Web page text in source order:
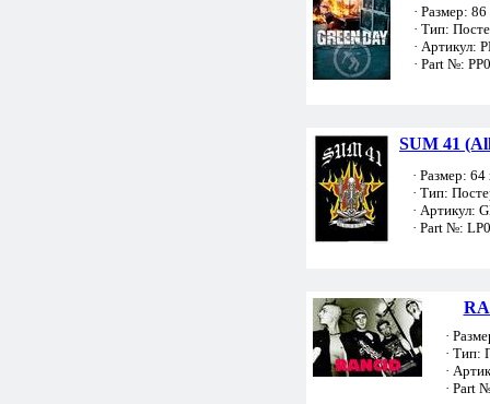
· Размер: 86
· Тип:
· Артикул:
· Part №:
SUM 41
· Размер: 64
· Тип:
· Артикул:
· Part №:
·
· Тип:
·
· Part